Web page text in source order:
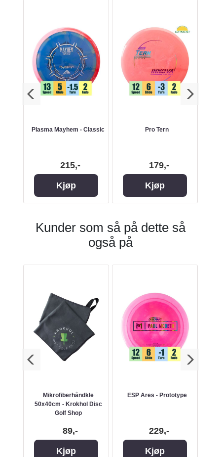
Plasma Mayhem - Classic
215,-
Kjøp
Pro Tern
179,-
Kjøp
Kunder som så på dette så
også på
Mikrofiberhåndkle
50x40cm - Krokhol Disc
Golf Shop
89,-
Kjøp
ESP Ares - Prototype
229,-
Kjøp